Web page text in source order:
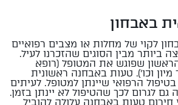
באבחון
לקוי של מחלות או מצבים רפואיים
ביותר מבין הסוגים שהזכרנו לעיל.
שפוגש את המטופל (רופא
וכו'). טעות באבחנה ראשונית
הרפואי שיינתן למטופל. לעיתים
לגרום לכך שהטיפול לא יינתן בזמן.
טעות באבחנה עלולה להוביל